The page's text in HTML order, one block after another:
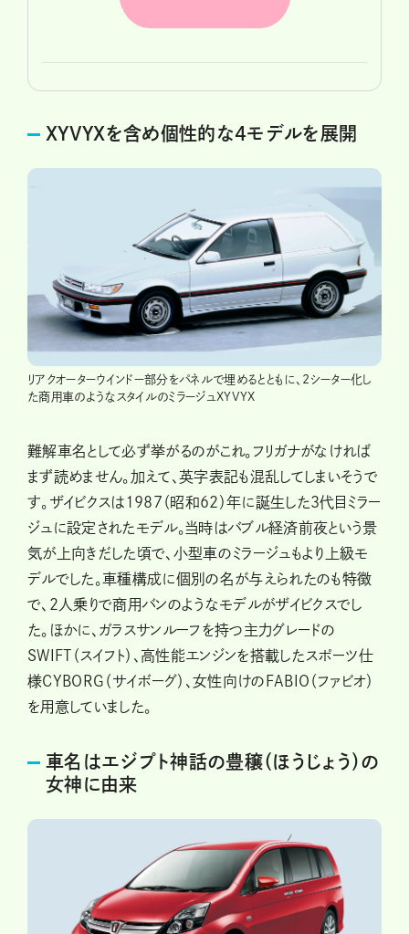
XYVYXを含め個性的な4モデルを展開
リアクオーターウインドー部分をパネルで埋めるとともに、2シーター化し
た商用車のようなスタイルのミラージュXYVYX
難解車名として必ず挙がるのがこれ。フリガナがなければ
まず読めません。加えて、英字表記も混乱してしまいそうで
す。ザイビクスは1987（昭和62）年に誕生した3代目ミラー
ジュに設定されたモデル。当時はバブル経済前夜という景
気が上向きだした頃で、小型車のミラージュもより上級モ
デルでした。車種構成に個別の名が与えられたのも特徴
で、2人乗りで商用バンのようなモデルがザイビクスでし
た。ほかに、ガラスサンルーフを持つ主力グレードの
SWIFT（スイフト）、高性能エンジンを搭載したスポーツ仕
様CYBORG（サイボーグ）、女性向けのFABIO（ファビオ）
を用意していました。
車名はエジプト神話の豊穣（ほうじょう）の
女神に由来